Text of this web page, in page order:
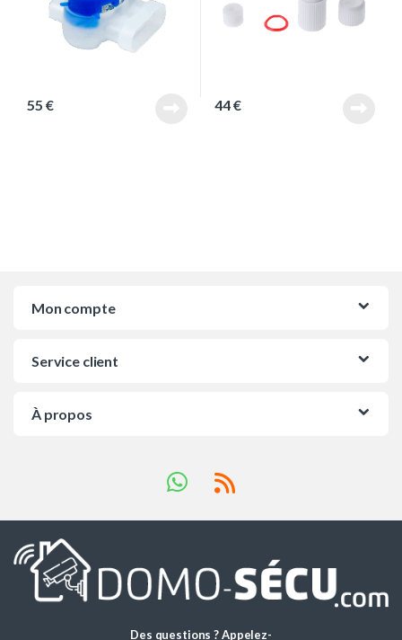
55 € 44€
Mon compte
Service client
À propos
Des questions ? Appelez-